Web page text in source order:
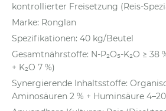
kontrollierter Freisetzung (Reis-
Marke: Ronglan
Spezifikationen: 40 kg/Beutel
Gesamtnährstoffe: N-P₂O₅-K₂O ≥ 38
+ K₂O 7 %)
Synergierende Inhaltsstoffe:
Aminosäuren 2 % + Huminsäure